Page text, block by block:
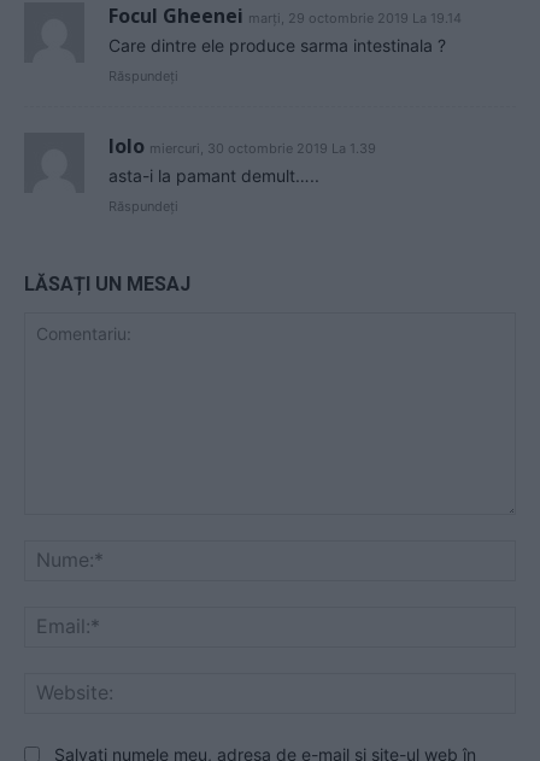
Focul Gheenei marți, 29 octombrie 2019 La 19.14
Care dintre ele produce sarma intestinala ?
Răspundeți
lolo miercuri, 30 octombrie 2019 La 1.39
asta-i la pamant demult…..
Răspundeți
LĂSAȚI UN MESAJ
Salvați numele meu, adresa de e-mail și site-ul web în